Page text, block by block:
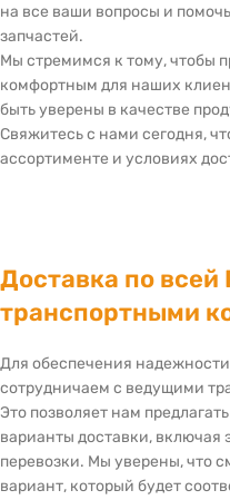
на все ваши вопросы и
запчастей.
Мы стремимся к тому, чтобы
комфортным для наших
быть уверены в качестве
Свяжитесь с нами сегодня,
ассортименте и условиях
Доставка по
транспортными
Для обеспечения
сотрудничаем с ведущими
Это позволяет нам
варианты доставки, включая
перевозки. Мы уверены, что
вариант, который будет